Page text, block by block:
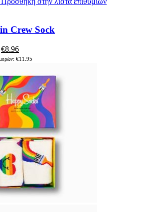
Crew Sock
Original
price
€11.95.
€8.96Η
τρέχουσα
είναι:
€8.96.
€11.95